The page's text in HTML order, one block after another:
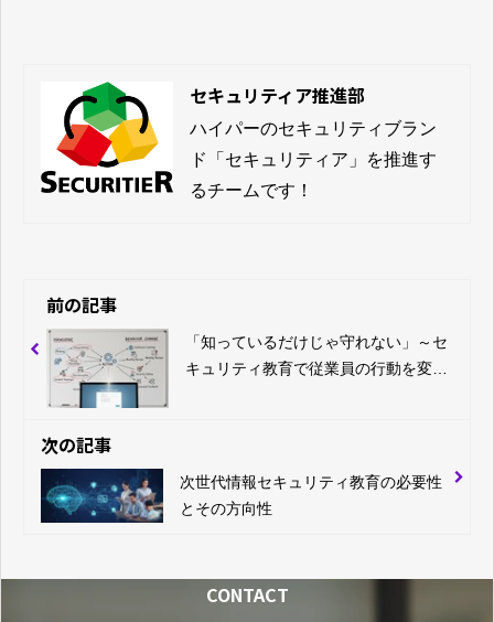
セキュリティア推進部
ハイパーのセキュリティブラン
ド「セキュリティア」を推進す
るチームです！
前の記事
「知っているだけじゃ守れない」～セ
キュリティ教育で従業員の行動を変え
次の記事
次世代情報セキュリティ教育の必要性
とその方向性
CONTACT